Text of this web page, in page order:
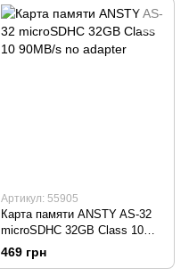
Артикул: 55905
Карта памяти ANSTY AS-32
microSDHC 32GB Class 10
90MB/s no adapter
469 грн